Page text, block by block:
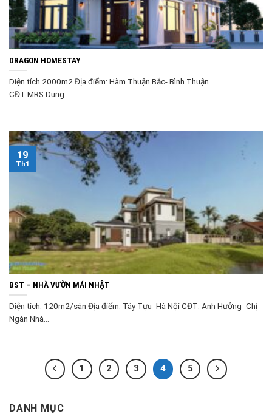
DANH MỤC
DRAGON HOMESTAY
Diện tích 2000m2 Địa điểm: Hàm Thuận Bắc- Bình Thuận
CĐT:MRS.Dung...
BST – NHÀ VƯỜN MÁI NHẬT
Diện tích: 120m2/sàn Địa điểm: Tây Tựu- Hà Nội CĐT: Anh Hưởng- Chị
Ngàn Nhà...
19
Th1
1 2 3 4 5